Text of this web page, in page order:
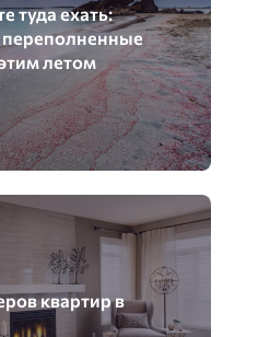
туда ехать:
летом
квартир в